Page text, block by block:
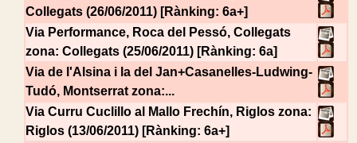
Collegats (26/06/2011) [Rànking: 6a+]
Via Performance, Roca del Pessó, Collegats
zona: Collegats (25/06/2011) [Rànking: 6a]
Via de l'Alsina i la del Jan+Casanelles-Ludwing-
Tudó, Montserrat zona:...
Via Curru Cuclillo al Mallo Frechín, Riglos zona:
Riglos (13/06/2011) [Rànking: 6a+]